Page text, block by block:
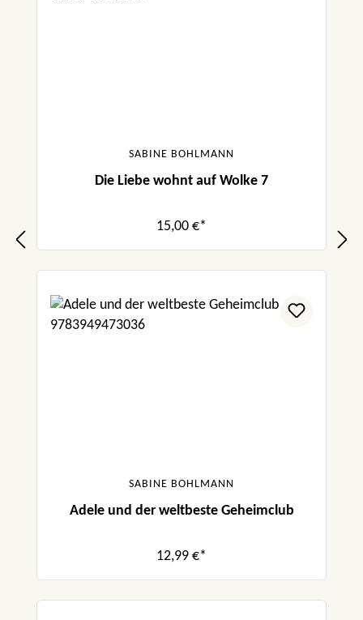
SABINE BOHLMANN
Die Liebe wohnt auf Wolke 7
15,00 €*
SABINE BOHLMANN
Adele und der weltbeste Geheimclub
12,99 €*